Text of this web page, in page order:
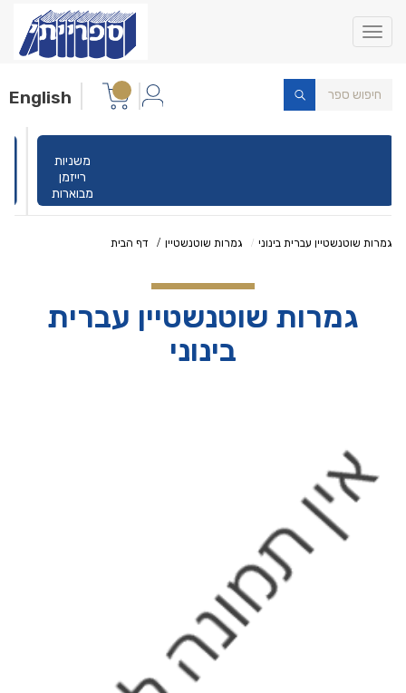
Toggle
navigation
English
משניות
רייזמן
מבוארות
דף הבית גמרות שוטנשטיין גמרות שוטנשטיין עברית בינוני
גמרות שוטנשטיין עברית
בינוני